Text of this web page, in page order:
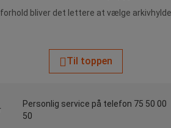
bliver det lettere at vælge
Til toppen
Personlig service på telefon 75 50 00
50